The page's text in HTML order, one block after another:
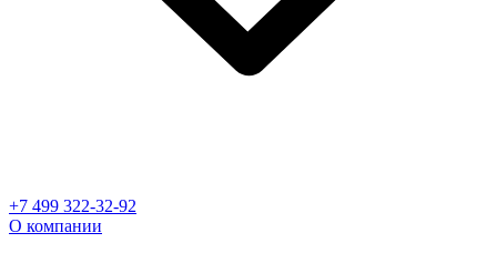
+7 499 322-32-92
О компании